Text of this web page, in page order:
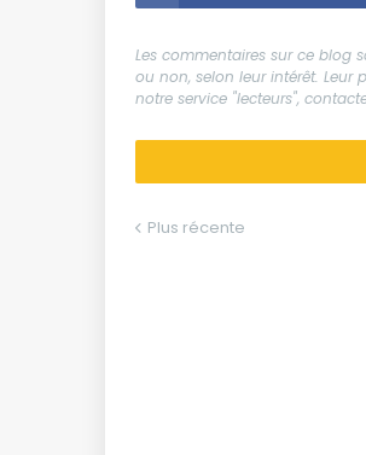
Les commentaires sur ce blog
ou non, selon leur intérêt.
notre service "lecteurs",
Plus récente